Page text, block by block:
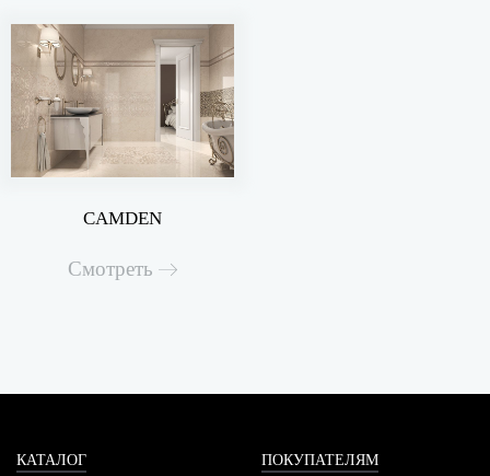
CAMDEN
Смотреть
КАТАЛОГ ПОКУПАТЕЛЯМ